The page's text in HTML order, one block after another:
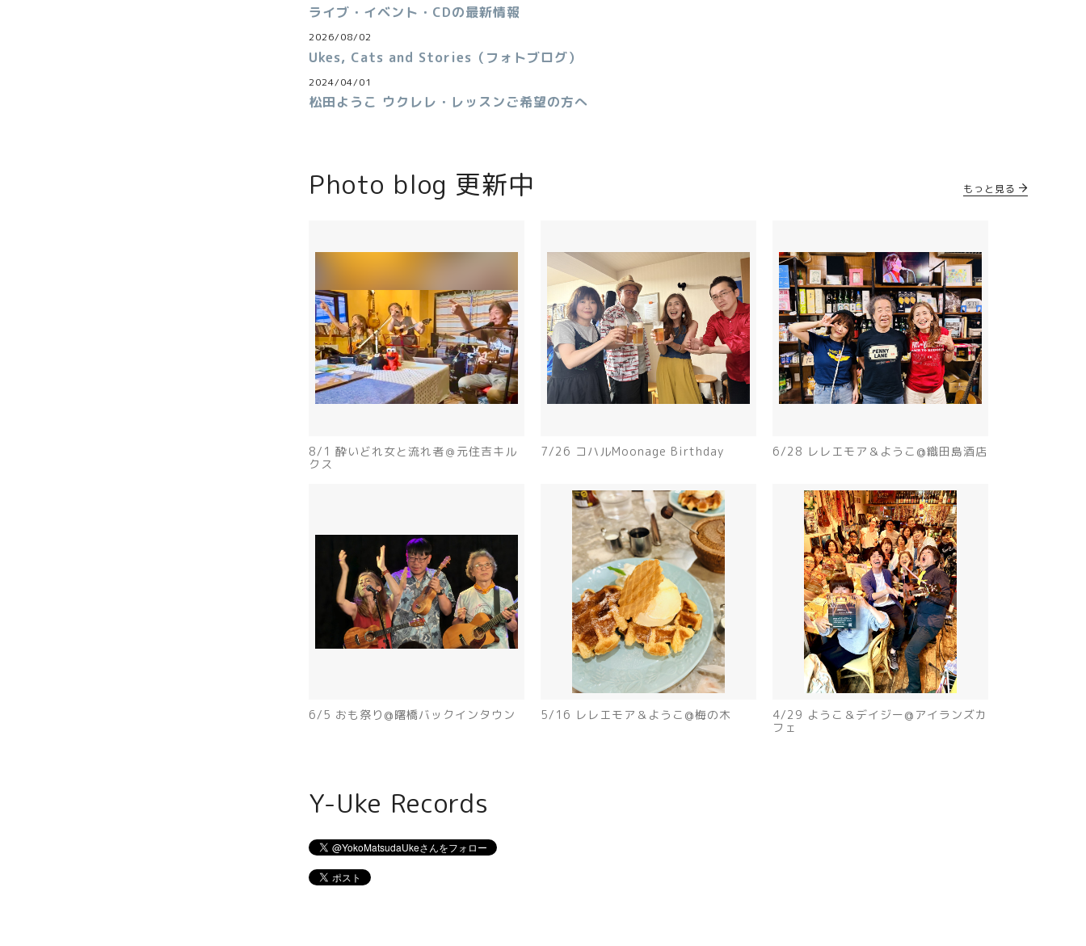
ライブ・イベント・CDの最新情報
2026/08/02
Ukes, Cats and Stories（フォトブログ）
2024/04/01
松田ようこ ウクレレ・レッスンご希望の方へ
Photo blog 更新中
8/1 酔いどれ女と流れ者＠元住吉キル
クス
7/26 コハルMoonage Birthday 6/28 レレエモア＆ようこ@織田島酒店
6/5 おも祭り@曙橋バックインタウン 5/16 レレエモア＆ようこ@梅の木
4/29 ようこ＆デイジー@アイランズカ
フェ
もっと見る
Y-Uke Records